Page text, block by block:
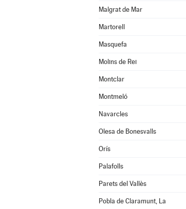
Malgrat de Mar
Martorell
Masquefa
Molins de Rei
Montclar
Montmeló
Navarcles
Olesa de Bonesvalls
Orís
Palafolls
Parets del Vallès
Pobla de Claramunt, La